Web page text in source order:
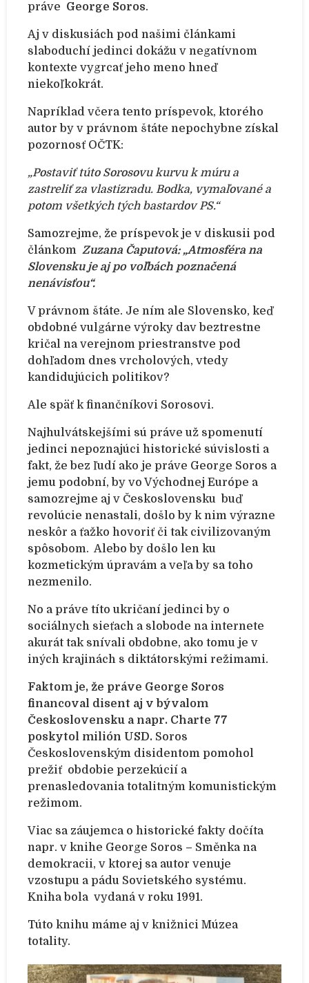
práve George Soros.
Aj v diskusiách pod našimi článkami
slaboduchí jedinci dokážu v negatívnom
kontexte vygrcať jeho meno hneď
niekoľkokrát.
Napríklad včera tento príspevok, ktorého
autor by v právnom štáte nepochybne získal
pozornosť OČTK:
„Postaviť túto Sorosovu kurvu k múru a
zastreliť za vlastizradu. Bodka, vymaľované a
potom všetkých tých bastardov PS.“
Samozrejme, že príspevok je v diskusii pod
článkom Zuzana Čaputová: „Atmosféra na
Slovensku je aj po voľbách poznačená
nenávisťou“.
V právnom štáte. Je ním ale Slovensko, keď
obdobné vulgárne výroky dav beztrestne
kričal na verejnom priestranstve pod
dohľadom dnes vrcholových, vtedy
kandidujúcich politikov?
Ale späť k finančníkovi Sorosovi.
Najhulvátskejšími sú práve už spomenutí
jedinci nepoznajúci historické súvislosti a
fakt, že bez ľudí ako je práve George Soros a
jemu podobní, by vo Východnej Európe a
samozrejme aj v Československu buď
revolúcie nenastali, došlo by k nim výrazne
neskôr a ťažko hovoriť či tak civilizovaným
spôsobom. Alebo by došlo len ku
kozmetickým úpravám a veľa by sa toho
nezmenilo.
No a práve títo ukričaní jedinci by o
sociálnych sieťach a slobode na internete
akurát tak snívali obdobne, ako tomu je v
iných krajinách s diktátorskými režimami.
Faktom je, že práve George Soros
financoval disent aj v bývalom
Československu a napr. Charte 77
poskytol milión USD. Soros
Československým disidentom pomohol
prežiť obdobie perzekúcií a
prenasledovania totalitným komunistickým
režimom.
Viac sa záujemca o historické fakty dočíta
napr. v knihe George Soros – Směnka na
demokracii, v ktorej sa autor venuje
vzostupu a pádu Sovietského systému.
Kniha bola vydaná v roku 1991.
Túto knihu máme aj v knižnici Múzea
totality.